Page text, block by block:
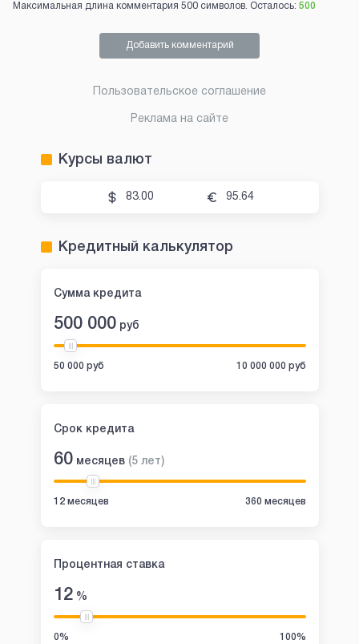
Максимальная длина комментария 500 символов. Осталось: 500
Добавить комментарий
Пользовательское соглашение
Реклама на сайте
Курсы валют
83.00 95.64
Кредитный калькулятор
Сумма кредита
500 000 руб
50 000 руб 10 000 000 руб
Срок кредита
60 месяцев (5 лет)
12 месяцев 360 месяцев
Процентная ставка
12%
0% 100%